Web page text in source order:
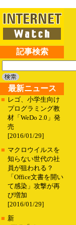
記事検索
最新ニュース
■ レゴ、小学生向け
プログラミング教
材「WeDo 2.0」発
売
[2016/01/29]
■ マクロウイルスを
知らない世代の社
員が狙われる？
「Office文書を開い
て感染」攻撃が再
び増加
[2016/01/29]
■ 新